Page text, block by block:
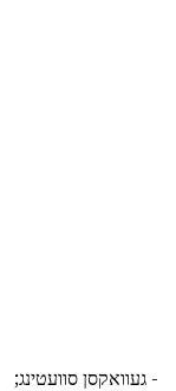
- געוואקסן סוועטינג;